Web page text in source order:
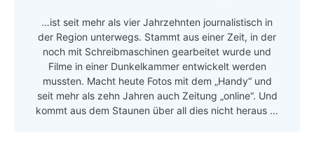
…ist seit mehr als vier Jahrzehnten journalistisch in
der Region unterwegs. Stammt aus einer Zeit, in der
noch mit Schreibmaschinen gearbeitet wurde und
Filme in einer Dunkelkammer entwickelt werden
mussten. Macht heute Fotos mit dem „Handy“ und
seit mehr als zehn Jahren auch Zeitung „online“. Und
kommt aus dem Staunen über all dies nicht heraus …